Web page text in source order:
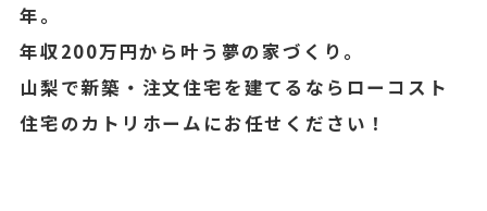
年。
年収200万円から叶う夢の家づくり。
山梨で新築・注文住宅を建てるならローコスト
住宅のカトリホームにお任せください！